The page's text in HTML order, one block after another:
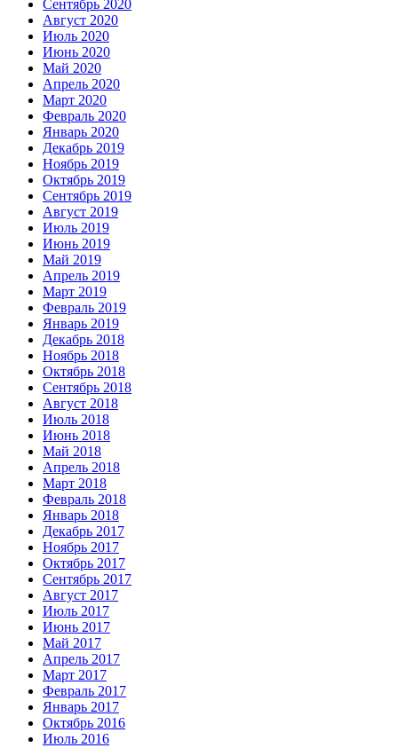
Сентябрь 2020
Август 2020
Июль 2020
Июнь 2020
Май 2020
Апрель 2020
Март 2020
Февраль 2020
Январь 2020
Декабрь 2019
Ноябрь 2019
Октябрь 2019
Сентябрь 2019
Август 2019
Июль 2019
Июнь 2019
Май 2019
Апрель 2019
Март 2019
Февраль 2019
Январь 2019
Декабрь 2018
Ноябрь 2018
Октябрь 2018
Сентябрь 2018
Август 2018
Июль 2018
Июнь 2018
Май 2018
Апрель 2018
Март 2018
Февраль 2018
Январь 2018
Декабрь 2017
Ноябрь 2017
Октябрь 2017
Сентябрь 2017
Август 2017
Июль 2017
Июнь 2017
Май 2017
Апрель 2017
Март 2017
Февраль 2017
Январь 2017
Октябрь 2016
Июль 2016